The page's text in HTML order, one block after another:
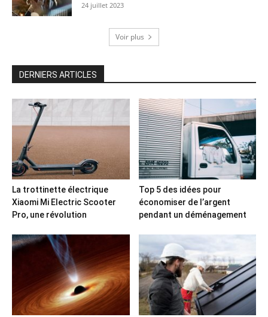
24 juillet 2023
Voir plus
DERNIERS ARTICLES
La trottinette électrique
Xiaomi Mi Electric Scooter
Pro, une révolution
Top 5 des idées pour
économiser de l’argent
pendant un déménagement